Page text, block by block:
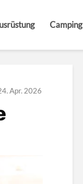
Camping
Apr. 2026